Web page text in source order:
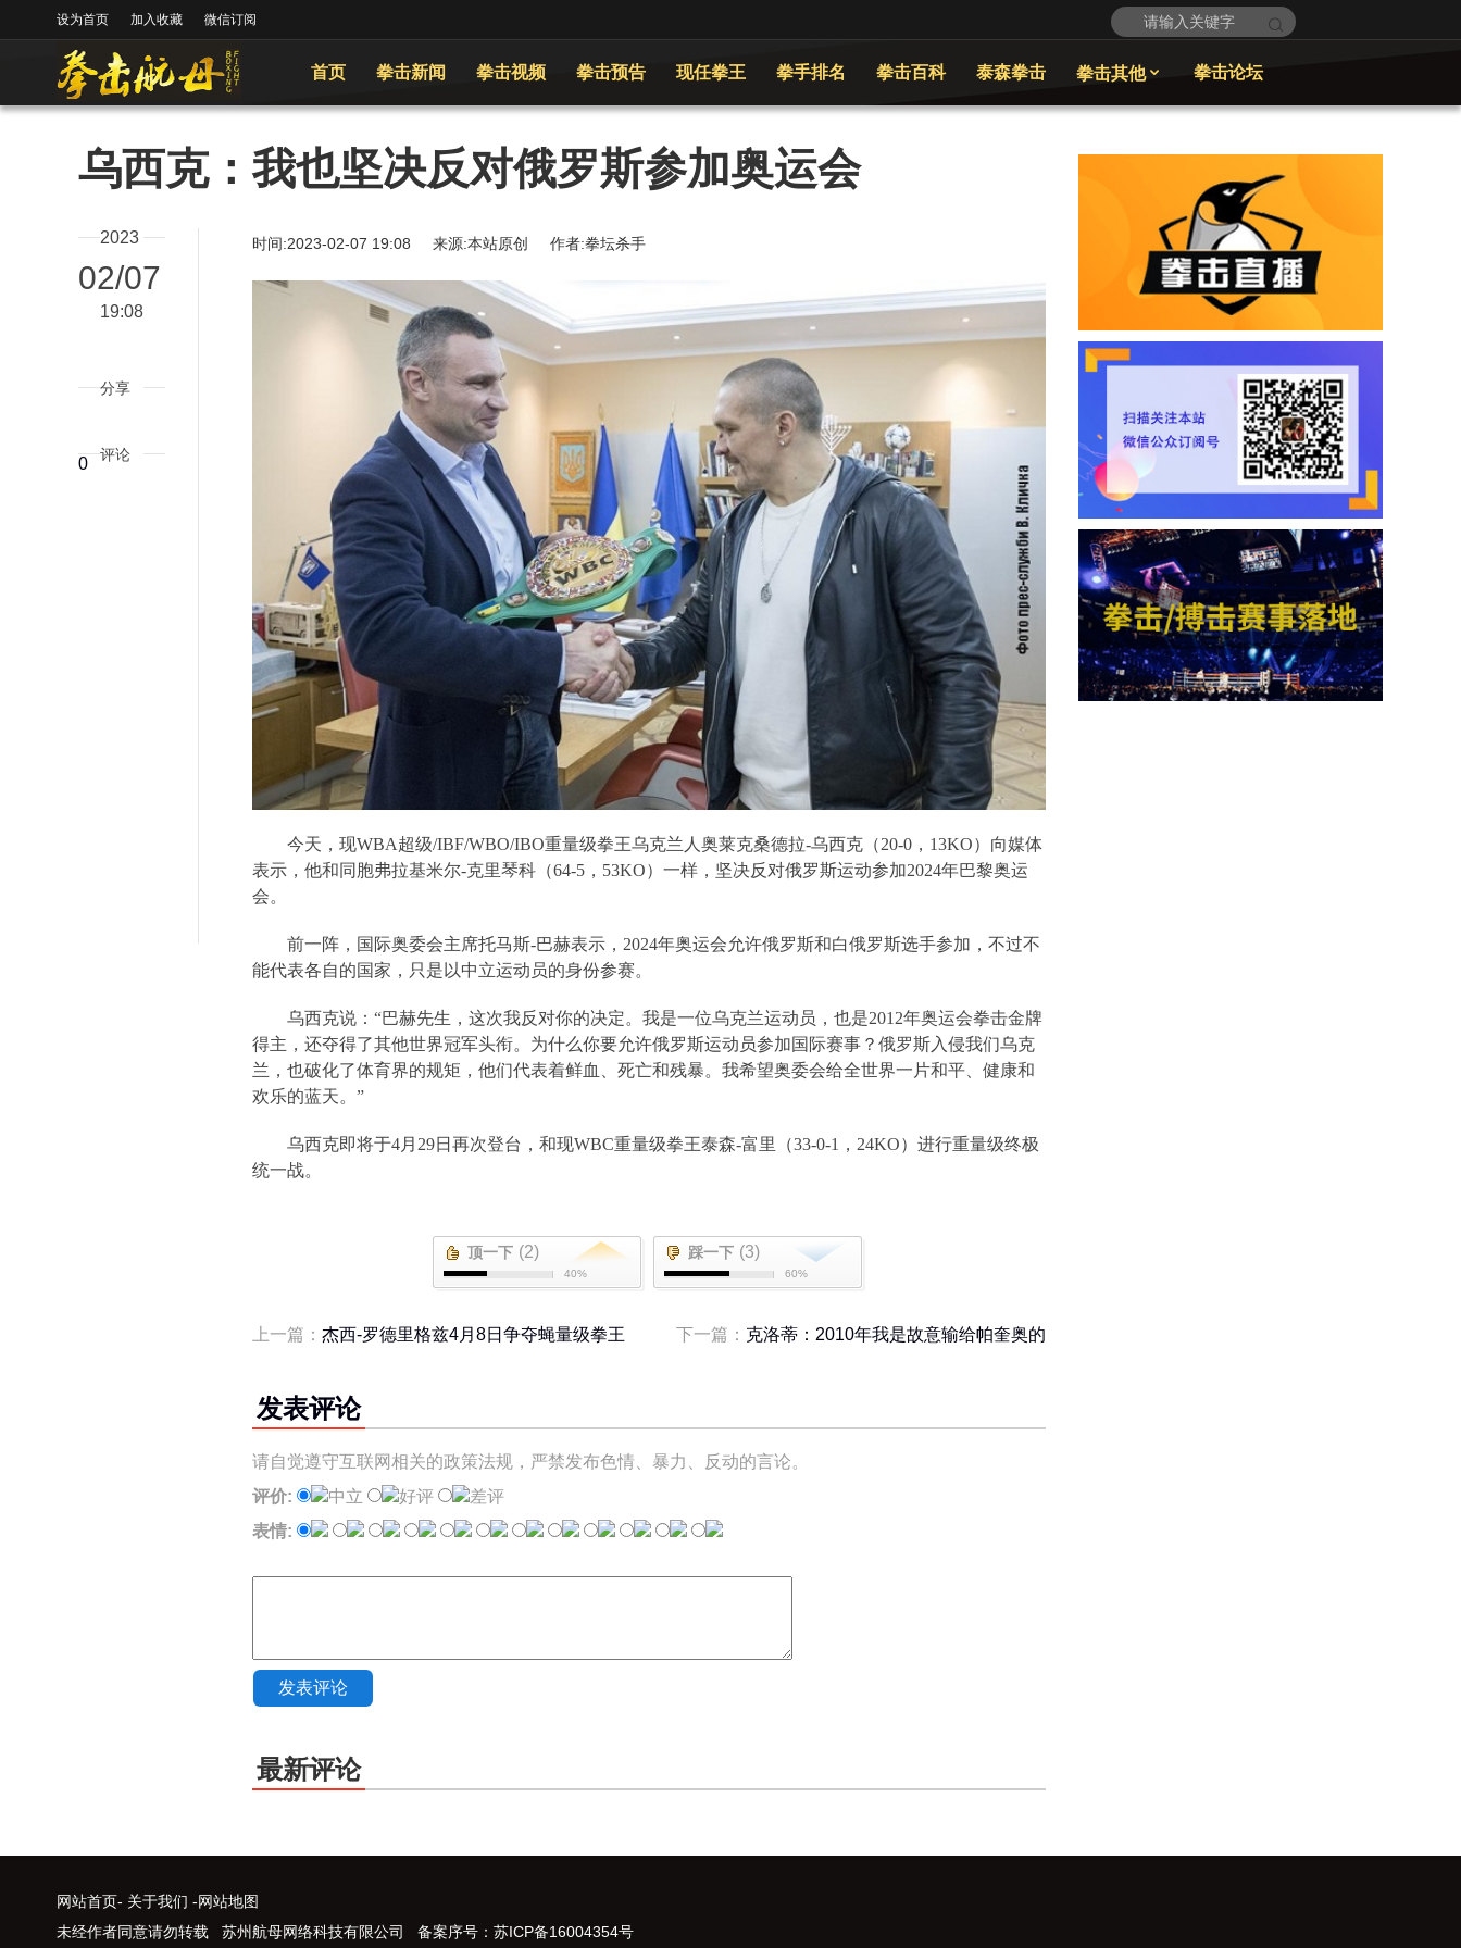
设为首页 加入收藏 微信订阅
首页 拳击新闻 拳击视频 拳击预告 现任拳王 拳手排名 拳击百科 泰森拳击 拳击其他 拳击论坛
乌西克：我也坚决反对俄罗斯参加奥运会
2023
02/07
19:08
分享
评论
0
时间:2023-02-07 19:08 来源:本站原创 作者:拳坛杀手
今天，现WBA超级/IBF/WBO/IBO重量级拳王乌克兰人奥莱克桑德拉-乌西克（20-0 ， 13KO）向媒体
表示，他和同胞弗拉基米尔-克里琴科（64-5 ， 53KO）一样，坚决反对俄罗斯运动参加2024年巴黎奥运
会。
前一阵，国际奥委会主席托马斯-巴赫表示， 2024年奥运会允许俄罗斯和白俄罗斯选手参加，不过不
能代表各自的国家，只是以中立运动员的身份参赛。
乌西克说：“巴赫先生，这次我反对你的决定。我是一位乌克兰运动员，也是2012年奥运会拳击金牌
得主，还夺得了其他世界冠军头衔。为什么你要允许俄罗斯运动员参加国际赛事？俄罗斯入侵我们乌克
兰，也破化了体育界的规矩，他们代表着鲜血、死亡和残暴。我希望奥委会给全世界一片和平、健康和
欢乐的蓝天。”
乌西克即将于4月 29日再次登台，和现WBC重量级拳王泰森-富里（33-0-1 ， 24KO）进行重量级终极
统一战。
顶一下 (2)
40%
踩一下 (3)
60%
下一篇： 克洛蒂：2010年我是故意输给帕奎奥的
上一篇： 杰西-罗德里格兹4月8日争夺蝇量级拳王
发表评论
请自觉遵守互联网相关的政策法规，严禁发布色情、暴力、反动的言论。
评价:
中立 好评
差评
表情:
发表评论
最新评论
网站首页- 关于我们 -网站地图
未经作者同意请勿转载 苏州航母网络科技有限公司 备案序号： 苏ICP备16004354号